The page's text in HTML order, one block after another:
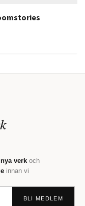
verk och
innan vi
BLI MEDLEM